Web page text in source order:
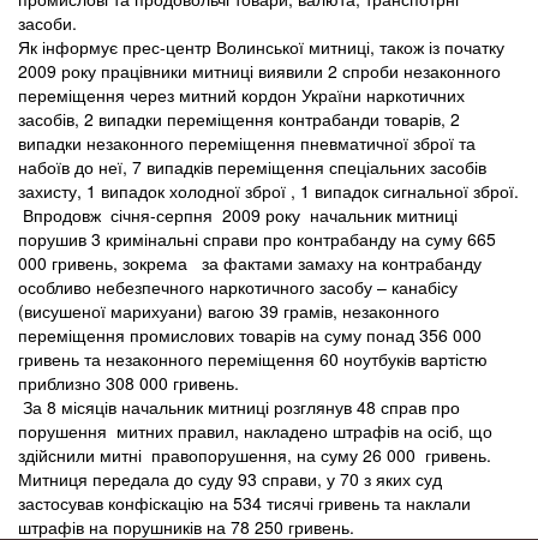
засоби.
Як інформує прес-центр Волинської митниці, також із початку
2009 року працівники митниці виявили 2 спроби незаконного
переміщення через митний кордон України наркотичних
засобів, 2 випадки переміщення контрабанди товарів, 2
випадки незаконного переміщення пневматичної зброї та
набоїв до неї, 7 випадків переміщення спеціальних засобів
захисту, 1 випадок холодної зброї , 1 випадок сигнальної зброї.
Впродовж січня-серпня 2009 року начальник митниці
порушив 3 кримінальні справи про контрабанду на суму 665
000 гривень, зокрема за фактами замаху на контрабанду
особливо небезпечного наркотичного засобу – канабісу
(висушеної марихуани) вагою 39 грамів, незаконного
переміщення промислових товарів на суму понад 356 000
гривень та незаконного переміщення 60 ноутбуків вартістю
приблизно 308 000 гривень.
За 8 місяців начальник митниці розглянув 48 справ про
порушення митних правил, накладено штрафів на осіб, що
здійснили митні правопорушення, на суму 26 000 гривень.
Митниця передала до суду 93 справи, у 70 з яких суд
застосував конфіскацію на 534 тисячі гривень та наклали
штрафів на порушників на 78 250 гривень.